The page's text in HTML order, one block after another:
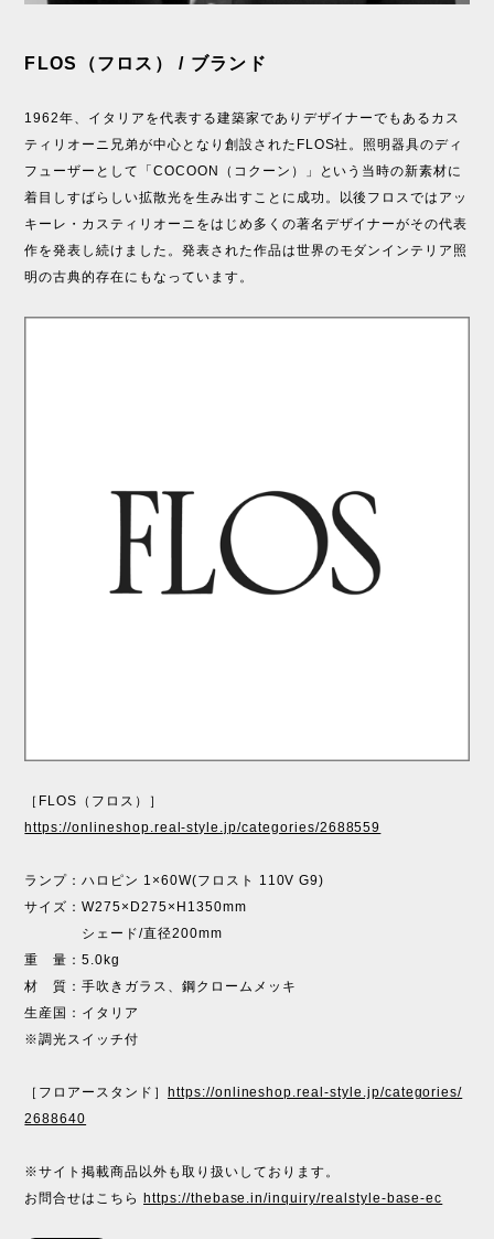
FLOS（フロス） / ブランド
1962年、イタリアを代表する建築家でありデザイナーでもあるカス
ティリオーニ兄弟が中心となり創設されたFLOS社。照明器具のディ
フューザーとして「COCOON（コクーン）」という当時の新素材に
着目しすばらしい拡散光を生み出すことに成功。以後フロスではアッ
キーレ・カスティリオーニをはじめ多くの著名デザイナーがその代表
作を発表し続けました。発表された作品は世界のモダンインテリア照
明の古典的存在にもなっています。
［FLOS（フロス）］
https://onlineshop.real-style.jp/categories/2688559
ランプ：ハロピン 1×60W(フロスト 110V G9)
サイズ：W275×D275×H1350mm
シェード/直径200mm
重 量：5.0kg
材 質：手吹きガラス、鋼クロームメッキ
生産国：イタリア
※調光スイッチ付
［フロアースタンド］ https://onlineshop.real-style.jp/categories/
2688640
※サイト掲載商品以外も取り扱いしております。
お問合せはこちらhttps://thebase.in/inquiry/realstyle-base-ec